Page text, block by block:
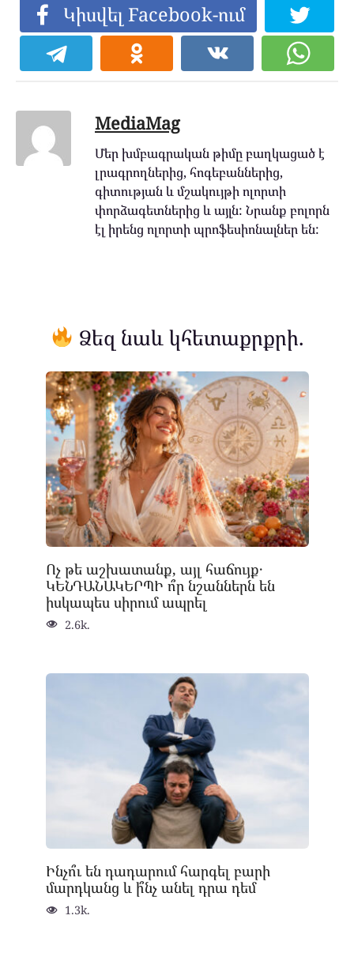
Կիսվել Facebook-ում
MediaMag
Մեր խմբագրական թիմը բաղկացած է
լրագրողներից, հոգեբաններից,
գիտության և մշակույթի ոլորտի
փորձագետներից և այլն: Նրանք բոլորն
էլ իրենց ոլորտի պրոֆեսիոնալներ են:
Ձեզ նաև կհետաքրքրի.
Ոչ թե աշխատանք, այլ հաճույք․
ԿԵՆԴԱՆԱԿԵՐՊԻ ո՞ր նշաններն են
իսկապես սիրում ապրել
2.6k.
Ինչո՞ւ են դադարում հարգել բարի
մարդկանց և ի՞նչ անել դրա դեմ
1.3k.